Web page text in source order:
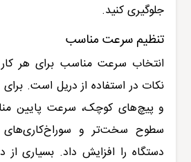
جلوگیری کنید.
تنظیم سرعت مناسب
انتخاب سرعت مناسب برای هر
نکات در استفاده از دریل است.
و پیچ‌های کوچک، سرعت پایین
سطوح سخت‌تر و
دستگاه را افزایش داد. بسیاری از